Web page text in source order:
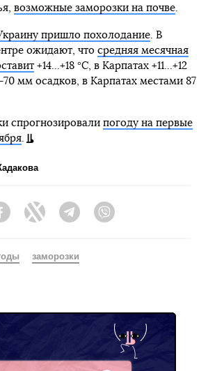
возможные заморозки на почве.
пришло похолодание. В
ожидают, что средняя месячная
+14...+18 °С, в Карпатах +11...+12
мм осадков, в Карпатах местами 87
спрогнозировали погоду на первые
.
FacebookTwitter Telegram
заморозки